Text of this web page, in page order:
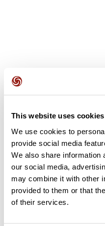
This website uses cookies
We use cookies to
provide social media
We also share information
our social media,
may combine it with other
provided to them or that
of their services.
Découvrez ce parcours de